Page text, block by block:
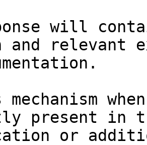
will
and relevant
present in
or